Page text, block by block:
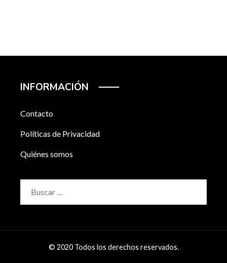
INFORMACIÓN
Contacto
Políticas de Privacidad
Quiénes somos
© 2020 Todos los derechos reservados.